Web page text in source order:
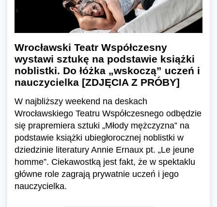
Wrocławski Teatr Współczesny
wystawi sztukę na podstawie książki
noblistki. Do łóżka „wskoczą” uczeń i
nauczycielka [ZDJĘCIA Z PRÓBY]
W najbliższy weekend na deskach
Wrocławskiego Teatru Współczesnego odbędzie
się prapremiera sztuki „Młody mężczyzna” na
podstawie książki ubiegłorocznej noblistki w
dziedzinie literatury Annie Ernaux pt. „Le jeune
homme”. Ciekawostką jest fakt, że w spektaklu
główne role zagrają prywatnie uczeń i jego
nauczycielka.